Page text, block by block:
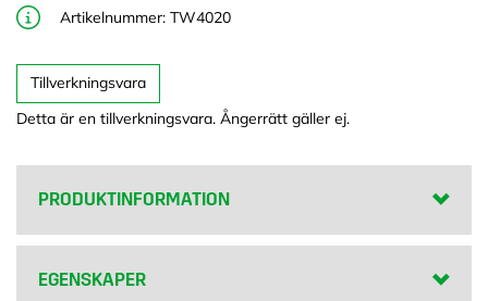
PRODUKTINFORMATION
EGENSKAPER